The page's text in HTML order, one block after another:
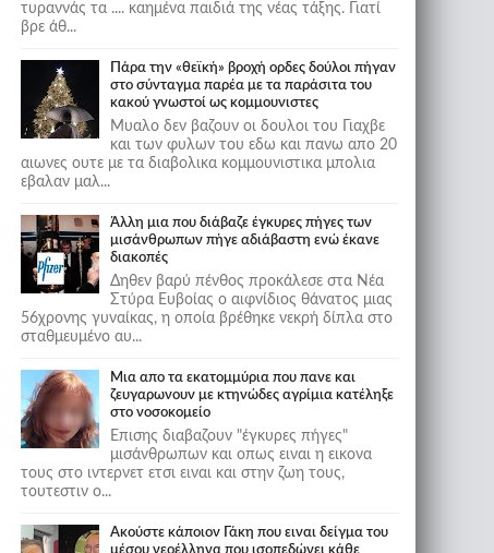
τυραννάς τα .... καημένα παιδιά της νέας τάξης. Γιατί
βρε άθ...
Πάρα την «θεϊκή» βροχή ορδες δούλοι πήγαν
στο σύνταγμα παρέα με τα παράσιτα του
κακού γνωστοί ως κομμουνιστες
Μυαλο δεν βαζουν οι δουλοι του Γιαχβε
και των φυλων του εδω και πανω απο 20
αιωνες ουτε με τα διαβολικα κομμουνιστικα μπολια
εβαλαν μαλ...
Άλλη μια που διάβαζε έγκυρες πήγες των
μισάνθρωπων πήγε αδιάβαστη ενώ έκανε
διακοπές
Δηθεν βαρύ πένθος προκάλεσε στα Νέα
Στύρα Ευβοίας ο αιφνίδιος θάνατος μιας
56χρονης γυναίκας, η οποία βρέθηκε νεκρή δίπλα στο
σταθμευμένο αυ...
Μια απο τα εκατομμύρια που πανε και
ζευγαρωνουν με κτηνώδες αγρίμια κατέληξε
στο νοσοκομείο
Επισης διαβαζουν "έγκυρες πήγες"
μισάνθρωπων και οπως ειναι η εικονα
τους στο ιντερνετ ετσι ειναι και στην ζωη τους,
τουτεστιν ο...
Ακούστε κάποιον Γάκη που ειναι δείγμα του